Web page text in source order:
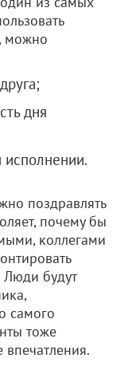
можно
дня
исполнении.
поздравлять
почему бы
коллегами
Люди будут
самого
тоже